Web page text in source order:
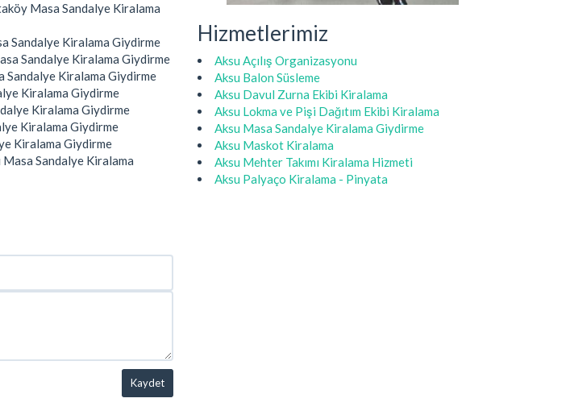
Masa Sandalye Kiralama
Sandalye Kiralama Giydirme
Sandalye Kiralama Giydirme
Sandalye Kiralama Giydirme
Kiralama Giydirme
Kiralama Giydirme
Kiralama Giydirme
Kiralama Giydirme
Sandalye Kiralama
Kaydet
Hizmetlerimiz
Aksu Açılış Organizasyonu
Aksu Balon Süsleme
Aksu Davul Zurna Ekibi Kiralama
Aksu Lokma ve Pişi Dağıtım Ekibi Kiralama
Aksu Masa Sandalye Kiralama Giydirme
Aksu Maskot Kiralama
Aksu Mehter Takımı Kiralama Hizmeti
Aksu Palyaço Kiralama - Pinyata